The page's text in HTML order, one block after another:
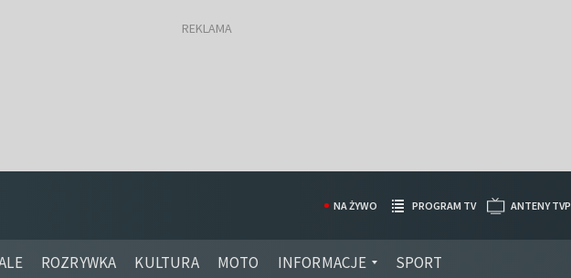
ROZRYWKA KULTURA MOTO INFORMACJE SPORT
NA ŻYWO PROGRAM TV ANTENY TVP